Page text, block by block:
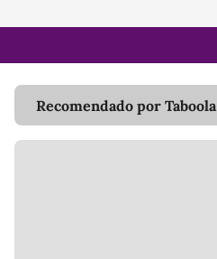
Recomendado por Taboola